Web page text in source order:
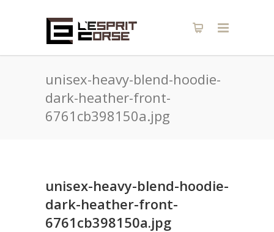
unisex-heavy-blend-hoodie-
dark-heather-front-
6761cb398150a.jpg
unisex-heavy-blend-hoodie-
dark-heather-front-
6761cb398150a.jpg